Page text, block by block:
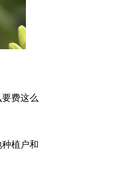
费这么
植户和